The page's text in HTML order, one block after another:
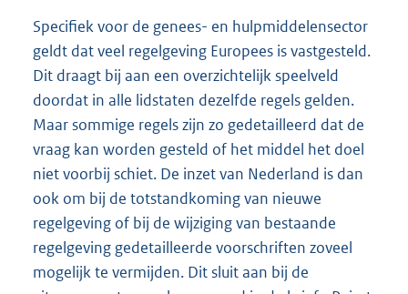
Specifiek voor de genees- en hulpmiddelensector
geldt dat veel regelgeving Europees is vastgesteld.
Dit draagt bij aan een overzichtelijk speelveld
doordat in alle lidstaten dezelfde regels gelden.
Maar sommige regels zijn zo gedetailleerd dat de
vraag kan worden gesteld of het middel het doel
niet voorbij schiet. De inzet van Nederland is dan
ook om bij de totstandkoming van nieuwe
regelgeving of bij de wijziging van bestaande
regelgeving gedetailleerde voorschriften zoveel
mogelijk te vermijden. Dit sluit aan bij de